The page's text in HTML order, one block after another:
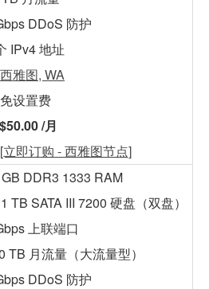
DDoS 防护
IPv4 地址
西雅图, WA
设置费
/月
[立即订购 - 西雅图节点]
DDR3 1333 RAM
TB SATA III 7200 硬盘（双盘）
上联端口
TB 月流量（大流量型）
DDoS 防护